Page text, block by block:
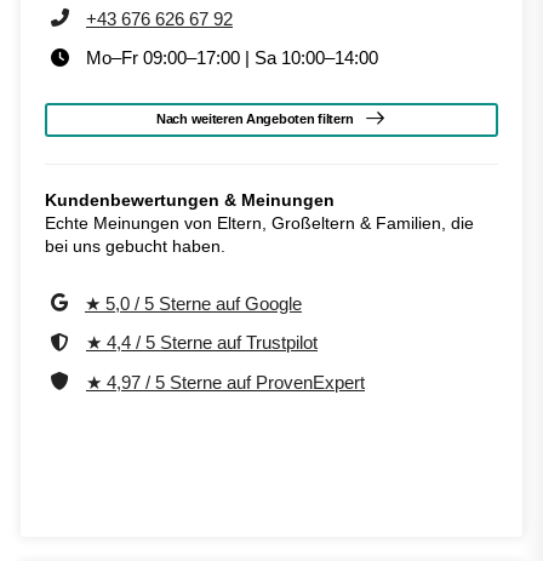
+43 676 626 67 92
Mo–Fr 09:00–17:00 | Sa 10:00–14:00
Nach weiteren Angeboten filtern
Kundenbewertungen & Meinungen
Echte Meinungen von Eltern, Großeltern & Familien, die
bei uns gebucht haben.
★ 5,0 / 5 Sterne auf Google
★ 4,4 / 5 Sterne auf Trustpilot
★ 4,97 / 5 Sterne auf ProvenExpert